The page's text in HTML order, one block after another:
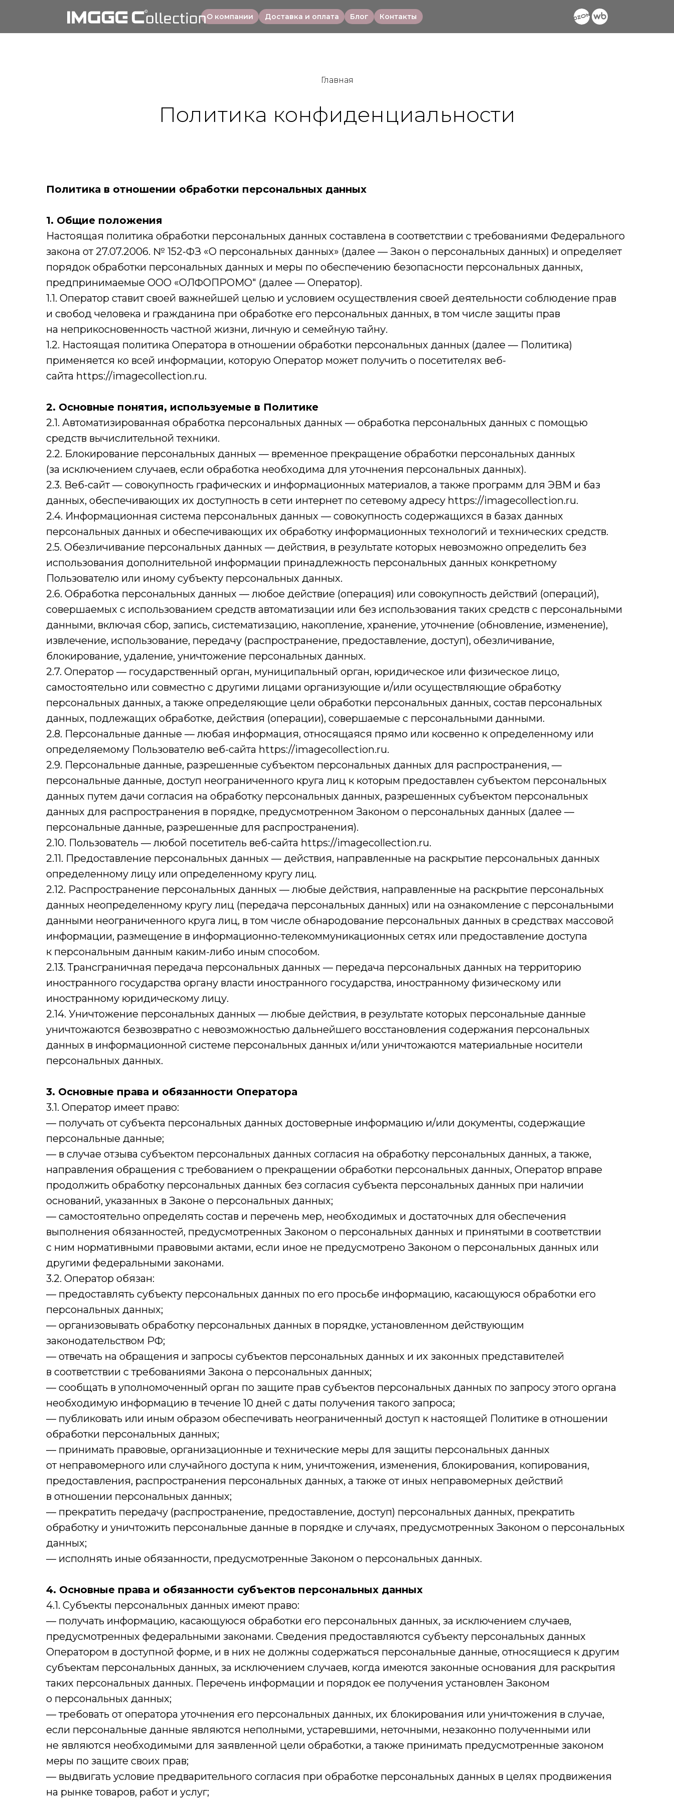
О компании Доставка и оплата Блог Контакты
Главная
Политика конфиденциальности
Политика в отношении обработки персональных данных
1. Общие положения
Настоящая политика обработки персональных данных составлена в соответствии с требованиями Федерального
закона от 27.07.2006. № 152-ФЗ «О персональных данных» (далее — Закон о персональных данных) и определяет
порядок обработки персональных данных и меры по обеспечению безопасности персональных данных,
предпринимаемые ООО «ОЛФОПРОМО" (далее — Оператор).
1.1. Оператор ставит своей важнейшей целью и условием осуществления своей деятельности соблюдение прав
и свобод человека и гражданина при обработке его персональных данных, в том числе защиты прав
на неприкосновенность частной жизни, личную и семейную тайну.
1.2. Настоящая политика Оператора в отношении обработки персональных данных (далее — Политика)
применяется ко всей информации, которую Оператор может получить о посетителях веб-
сайта https://imagecollection.ru.
2. Основные понятия, используемые в Политике
2.1. Автоматизированная обработка персональных данных — обработка персональных данных с помощью
средств вычислительной техники.
2.2. Блокирование персональных данных — временное прекращение обработки персональных данных
(за исключением случаев, если обработка необходима для уточнения персональных данных).
2.3. Веб-сайт — совокупность графических и информационных материалов, а также программ для ЭВМ и баз
данных, обеспечивающих их доступность в сети интернет по сетевому адресу https://imagecollection.ru.
2.4. Информационная система персональных данных — совокупность содержащихся в базах данных
персональных данных и обеспечивающих их обработку информационных технологий и технических средств.
2.5. Обезличивание персональных данных — действия, в результате которых невозможно определить без
использования дополнительной информации принадлежность персональных данных конкретному
Пользователю или иному субъекту персональных данных.
2.6. Обработка персональных данных — любое действие (операция) или совокупность действий (операций),
совершаемых с использованием средств автоматизации или без использования таких средств с персональными
данными, включая сбор, запись, систематизацию, накопление, хранение, уточнение (обновление, изменение),
извлечение, использование, передачу (распространение, предоставление, доступ), обезличивание,
блокирование, удаление, уничтожение персональных данных.
2.7. Оператор — государственный орган, муниципальный орган, юридическое или физическое лицо,
самостоятельно или совместно с другими лицами организующие и/или осуществляющие обработку
персональных данных, а также определяющие цели обработки персональных данных, состав персональных
данных, подлежащих обработке, действия (операции), совершаемые с персональными данными.
2.8. Персональные данные — любая информация, относящаяся прямо или косвенно к определенному или
определяемому Пользователю веб-сайта https://imagecollection.ru.
2.9. Персональные данные, разрешенные субъектом персональных данных для распространения, —
персональные данные, доступ неограниченного круга лиц к которым предоставлен субъектом персональных
данных путем дачи согласия на обработку персональных данных, разрешенных субъектом персональных
данных для распространения в порядке, предусмотренном Законом о персональных данных (далее —
персональные данные, разрешенные для распространения).
2.10. Пользователь — любой посетитель веб-сайта https://imagecollection.ru.
2.11. Предоставление персональных данных — действия, направленные на раскрытие персональных данных
определенному лицу или определенному кругу лиц.
2.12. Распространение персональных данных — любые действия, направленные на раскрытие персональных
данных неопределенному кругу лиц (передача персональных данных) или на ознакомление с персональными
данными неограниченного круга лиц, в том числе обнародование персональных данных в средствах массовой
информации, размещение в информационно-телекоммуникационных сетях или предоставление доступа
к персональным данным каким-либо иным способом.
2.13. Трансграничная передача персональных данных — передача персональных данных на территорию
иностранного государства органу власти иностранного государства, иностранному физическому или
иностранному юридическому лицу.
2.14. Уничтожение персональных данных — любые действия, в результате которых персональные данные
уничтожаются безвозвратно с невозможностью дальнейшего восстановления содержания персональных
данных в информационной системе персональных данных и/или уничтожаются материальные носители
персональных данных.
3. Основные права и обязанности Оператора
3.1. Оператор имеет право:
— получать от субъекта персональных данных достоверные информацию и/или документы, содержащие
персональные данные;
— в случае отзыва субъектом персональных данных согласия на обработку персональных данных, а также,
направления обращения с требованием о прекращении обработки персональных данных, Оператор вправе
продолжить обработку персональных данных без согласия субъекта персональных данных при наличии
оснований, указанных в Законе о персональных данных;
— самостоятельно определять состав и перечень мер, необходимых и достаточных для обеспечения
выполнения обязанностей, предусмотренных Законом о персональных данных и принятыми в соответствии
с ним нормативными правовыми актами, если иное не предусмотрено Законом о персональных данных или
другими федеральными законами.
3.2. Оператор обязан:
— предоставлять субъекту персональных данных по его просьбе информацию, касающуюся обработки его
персональных данных;
— организовывать обработку персональных данных в порядке, установленном действующим
законодательством РФ;
— отвечать на обращения и запросы субъектов персональных данных и их законных представителей
в соответствии с требованиями Закона о персональных данных;
— сообщать в уполномоченный орган по защите прав субъектов персональных данных по запросу этого органа
необходимую информацию в течение 10 дней с даты получения такого запроса;
— публиковать или иным образом обеспечивать неограниченный доступ к настоящей Политике в отношении
обработки персональных данных;
— принимать правовые, организационные и технические меры для защиты персональных данных
от неправомерного или случайного доступа к ним, уничтожения, изменения, блокирования, копирования,
предоставления, распространения персональных данных, а также от иных неправомерных действий
в отношении персональных данных;
— прекратить передачу (распространение, предоставление, доступ) персональных данных, прекратить
обработку и уничтожить персональные данные в порядке и случаях, предусмотренных Законом о персональных
данных;
— исполнять иные обязанности, предусмотренные Законом о персональных данных.
4. Основные права и обязанности субъектов персональных данных
4.1. Субъекты персональных данных имеют право:
— получать информацию, касающуюся обработки его персональных данных, за исключением случаев,
предусмотренных федеральными законами. Сведения предоставляются субъекту персональных данных
Оператором в доступной форме, и в них не должны содержаться персональные данные, относящиеся к другим
субъектам персональных данных, за исключением случаев, когда имеются законные основания для раскрытия
таких персональных данных. Перечень информации и порядок ее получения установлен Законом
о персональных данных;
— требовать от оператора уточнения его персональных данных, их блокирования или уничтожения в случае,
если персональные данные являются неполными, устаревшими, неточными, незаконно полученными или
не являются необходимыми для заявленной цели обработки, а также принимать предусмотренные законом
меры по защите своих прав;
— выдвигать условие предварительного согласия при обработке персональных данных в целях продвижения
на рынке товаров, работ и услуг;